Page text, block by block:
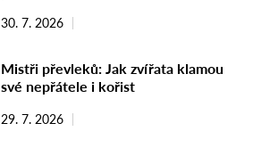
30. 7. 2026
Mistři převleků: Jak zvířata klamou
své nepřátele i kořist
29. 7. 2026